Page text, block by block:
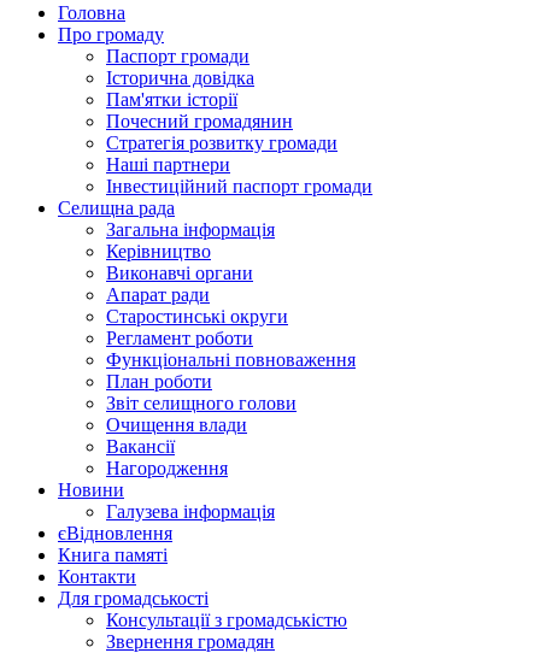
Головна
Про громаду
Паспорт громади
Історична довідка
Пам'ятки історії
Почесний громадянин
Стратегія розвитку громади
Наші партнери
Інвестиційний паспорт громади
Селищна рада
Загальна інформація
Керівництво
Виконавчі органи
Апарат ради
Старостинські округи
Регламент роботи
Функціональні повноваження
План роботи
Звіт селищного голови
Очищення влади
Вакансії
Нагородження
Новини
Галузева інформація
єВідновлення
Книга памяті
Контакти
Для громадськості
Консультації з громадськістю
Звернення громадян